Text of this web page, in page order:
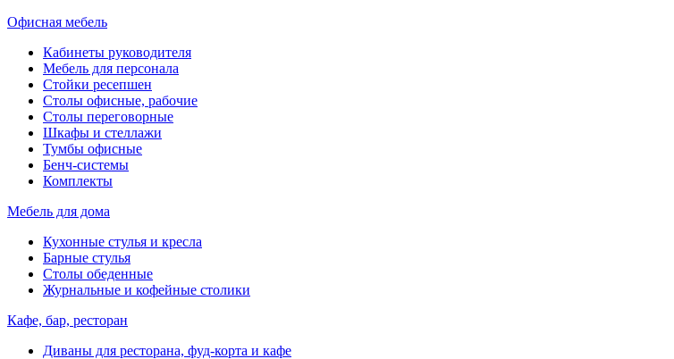
Офисная мебель
Кабинеты руководителя
Мебель для персонала
Стойки ресепшен
Столы офисные, рабочие
Столы переговорные
Шкафы и стеллажи
Тумбы офисные
Бенч-системы
Комплекты
Мебель для дома
Кухонные стулья и кресла
Барные стулья
Столы обеденные
Журнальные и кофейные столики
Кафе, бар, ресторан
Диваны для ресторана, фуд-корта и кафе